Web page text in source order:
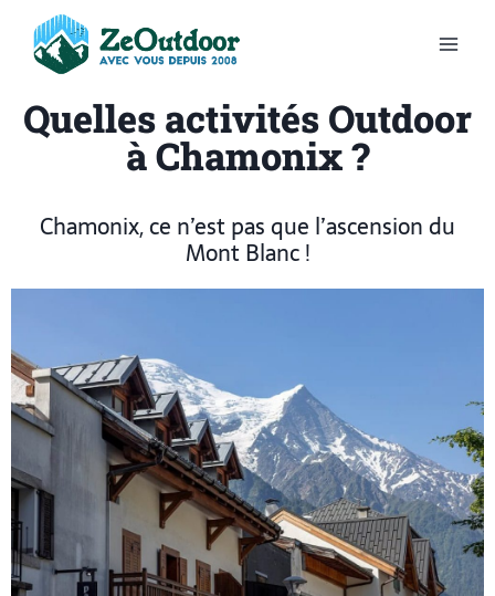
Quelles activités Outdoor
à Chamonix ?
Chamonix, ce n’est pas que l’ascension du
Mont Blanc !